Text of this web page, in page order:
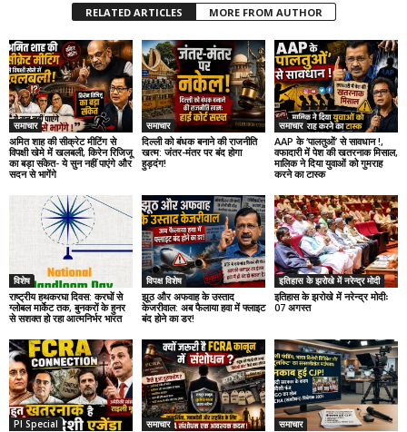
RELATED ARTICLES MORE FROM AUTHOR
समाचार
अमित शाह की सीक्रेट मीटिंग से
विपक्षी खेमे में खलबली, किरेन रिजिजू
का बड़ा संकेत- ये सुन नहीं पाएंगे और
सदन से भागेंगे
समाचार
दिल्ली को बंधक बनाने की राजनीति
खत्म: जंतर-मंतर पर बंद होगा
हुड़दंग!
समाचार
AAP के ‘पालतुओं’ से सावधान !,
वफादारी में पेश की खतरनाक मिसाल,
मालिक ने दिया युवाओं को गुमराह
करने का टास्क
विशेष
राष्ट्रीय हथकरघा दिवस: करघों से
ग्लोबल मार्केट तक, बुनकरों के हुनर
से सशक्त हो रहा आत्मनिर्भर भारत
विपक्ष विशेष
झूठ और अफवाह के उस्ताद
केजरीवाल: अब फैलाया हवा में फ्लाइट
बंद होने का डर!
इतिहास के झरोखे में नरेन्द्र मोदी
इतिहास के झरोखे में नरेन्द्र मोदीः
07 अगस्त
PI Special समाचार समाचार